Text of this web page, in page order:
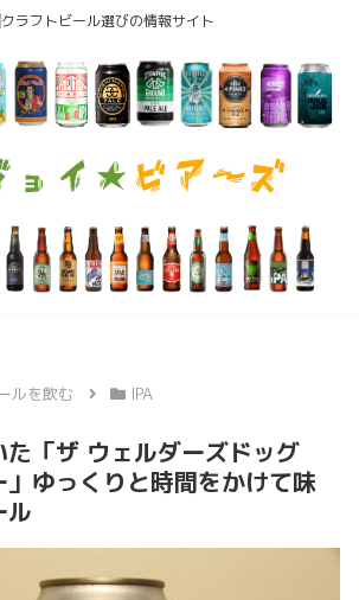
ラフトビール選びの情報サイト
ルを飲む IPA
た「ザ ウェルダーズドッグ
」ゆっくりと時間をかけて味
ル